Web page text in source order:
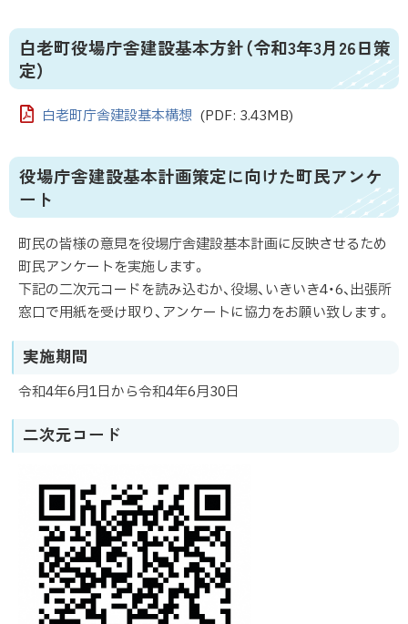
白老町役場庁舎建設基本方針（令和3年3月26日策
定）
白老町庁舎建設基本構想 (PDF: 3.43MB)
役場庁舎建設基本計画策定に向けた町民アンケ
ート
町民の皆様の意見を役場庁舎建設基本計画に反映させるため
町民アンケートを実施します。
下記の二次元コードを読み込むか、役場、いきいき4・6、出張所
窓口で用紙を受け取り、アンケートに協力をお願い致します。
実施期間
令和4年6月1日から令和4年6月30日
二次元コード